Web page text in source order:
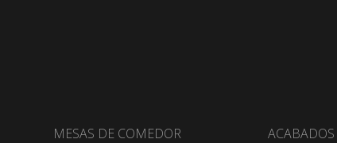
MESAS DE COMEDOR
ACABADOS